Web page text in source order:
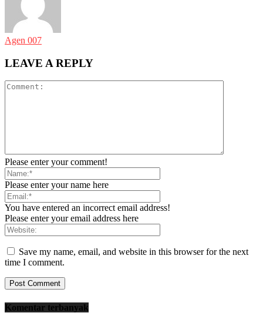
Agen 007
LEAVE A REPLY
Please enter your comment!
Please enter your name here
You have entered an incorrect email address!
Please enter your email address here
Save my name, email, and website in this browser for the next
time I comment.
Komentar terbanyak